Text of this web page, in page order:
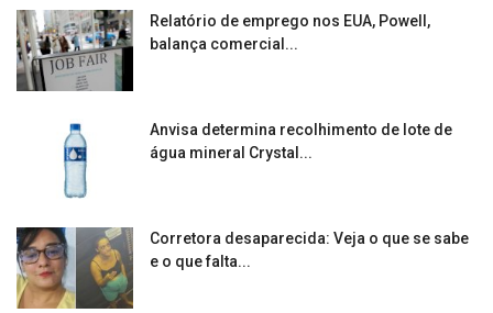
Relatório de emprego nos EUA, Powell,
balança comercial...
Anvisa determina recolhimento de lote de
água mineral Crystal...
Corretora desaparecida: Veja o que se sabe
e o que falta...